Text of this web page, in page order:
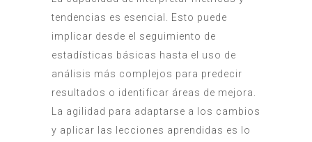
tendencias es esencial. Esto puede
implicar desde el seguimiento de
estadísticas básicas hasta el uso de
análisis más complejos para predecir
resultados o identificar áreas de mejora.
La agilidad para adaptarse a los cambios
y aplicar las lecciones aprendidas es lo